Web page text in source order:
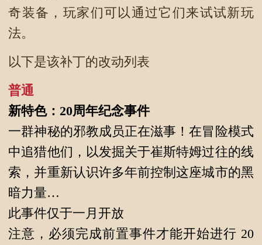
奇装备，玩家们可以通过它们来试试新玩
法。
以下是该补丁的改动列表
普通
新特色：20周年纪念事件
一群神秘的邪教成员正在滋事！在冒险模式
中追猎他们，以发掘关于崔斯特姆过往的线
索，并重新认识许多年前控制这座城市的黑
暗力量…
此事件仅于一月开放
注意，必须完成前置事件才能开始进行 20